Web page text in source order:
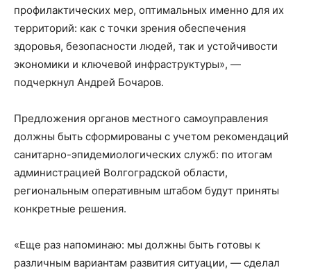
профилактических мер, оптимальных именно для их
территорий: как с точки зрения обеспечения
здоровья, безопасности людей, так и устойчивости
экономики и ключевой инфраструктуры», —
подчеркнул Андрей Бочаров.
Предложения органов местного самоуправления
должны быть сформированы с учетом рекомендаций
санитарно-эпидемиологических служб: по итогам
администрацией Волгоградской области,
региональным оперативным штабом будут приняты
конкретные решения.
«Еще раз напоминаю: мы должны быть готовы к
различным вариантам развития ситуации, — сделал